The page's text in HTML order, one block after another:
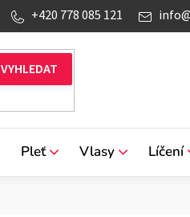
info
+420 778 085 121
Pleť Vlasy Líčení